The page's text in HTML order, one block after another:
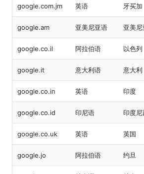
google.com.jm 英语 牙买加
google.am 亚美尼亚语 亚美尼
google.co.il 阿拉伯语 以色列
google.it 意大利语 意大利
google.co.in 英语 印度
google.co.id 印尼语 印度尼
google.co.uk 英语 英国
google.jo 阿拉伯语 约旦